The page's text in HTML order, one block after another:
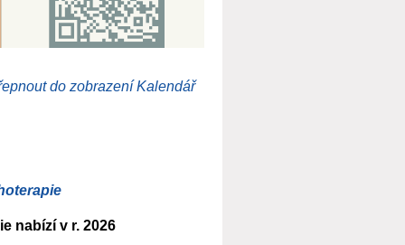
do zobrazení Kalendář
nabízí v r. 2026